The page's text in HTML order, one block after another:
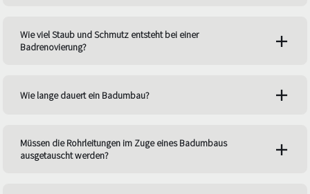
Wie viel Staub und Schmutz entsteht bei einer
Badrenovierung?
Wie lange dauert ein Badumbau?
Müssen die Rohrleitungen im Zuge eines Badumbaus
ausgetauscht werden?